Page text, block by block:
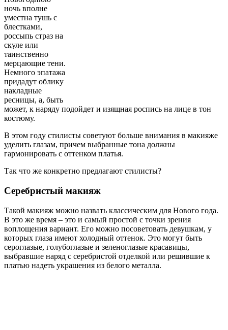
ночь вполне
уместна тушь с
блестками,
россыпь страз на
скуле или
таинственно
мерцающие тени.
Немного эпатажа
придадут облику
накладные
ресницы, а, быть
может, к наряду подойдет и изящная роспись на лице в тон
костюму.
В этом году стилисты советуют больше внимания в макияже
уделить глазам, причем выбранные тона должны
гармонировать с оттенком платья.
Так что же конкретно предлагают стилисты?
Серебристый макияж
Такой макияж можно назвать классическим для Нового года.
В это же время – это и самый простой с точки зрения
воплощения вариант. Его можно посоветовать девушкам, у
которых глаза имеют холодный оттенок. Это могут быть
сероглазые, голубоглазые и зеленоглазые красавицы,
выбравшие наряд с серебристой отделкой или решившие к
платью надеть украшения из белого металла.